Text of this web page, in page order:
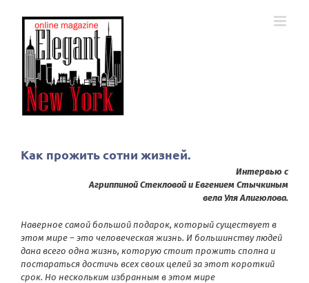
Как прожить сотни жизней.
Интервью с
Агриппиной Стекловой и Евгением Стычкиным
вела Уля Алигюлова.
Наверное самой большой подарок, который существует в
этом мире – это человеческая жизнь. И большинству людей
дана всего одна жизнь, которую стоит прожить сполна и
постараться достичь всех своих целей за этот короткий
срок. Но нескольким избранным в этом мире